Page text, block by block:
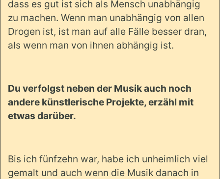
dass es gut ist sich als Mensch unabhängig
zu machen. Wenn man unabhängig von allen
Drogen ist, ist man auf alle Fälle besser dran,
als wenn man von ihnen abhängig ist.
Du verfolgst neben der Musik auch noch
andere künstlerische Projekte, erzähl mit
etwas darüber.
Bis ich fünfzehn war, habe ich unheimlich viel
gemalt und auch wenn die Musik danach in